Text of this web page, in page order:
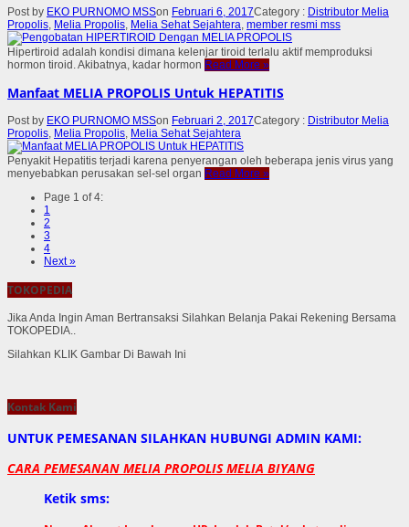
Post by EKO PURNOMO MSSon Februari 6, 2017Category : Distributor Melia
Propolis Melia Propolis Melia Sehat Sejahtera member resmi mss
Hipertiroid adalah kondisi dimana kelenjar tiroid terlalu aktif memproduksi
hormon tiroid. Akibatnya, kadar hormon Read More »
Manfaat MELIA PROPOLIS Untuk HEPATITIS
Post by EKO PURNOMO MSSon Februari 2, 2017Category : Distributor Melia
Propolis Melia Propolis Melia Sehat Sejahtera
Penyakit Hepatitis terjadi karena penyerangan oleh beberapa jenis virus yang
menyebabkan perusakan sel-sel organ Read More »
Page 1 of 4:
1
2
3
4
Next »
TOKOPEDIA
Jika Anda Ingin Aman Bertransaksi Silahkan Belanja Pakai Rekening Bersama
TOKOPEDIA..
Silahkan KLIK Gambar Di Bawah Ini
Kontak Kami
UNTUK PEMESANAN SILAHKAN HUBUNGI ADMIN KAMI:
CARA PEMESANAN MELIA PROPOLIS MELIA BIYANG
Ketik sms: